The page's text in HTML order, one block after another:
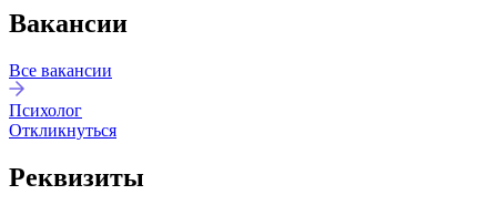
Вакансии
Все вакансии
Психолог
Откликнуться
Реквизиты